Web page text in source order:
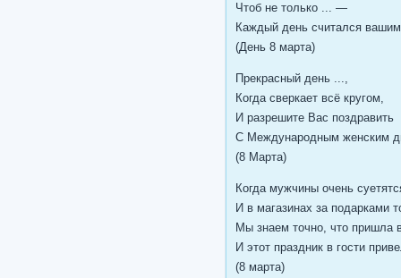
Чтоб не только ... —
Каждый день считался
(День 8 марта)
Прекрасный день ...,
Когда сверкает всё кругом,
И разрешите Вас поздравить
С Международным женским
(8 Марта)
Когда мужчины очень
И в магазинах за подарками
Мы знаем точно, что пришла
И этот праздник в гости
(8 марта)